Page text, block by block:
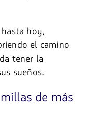
hasta hoy,
el camino
tener la
sueños.
de más